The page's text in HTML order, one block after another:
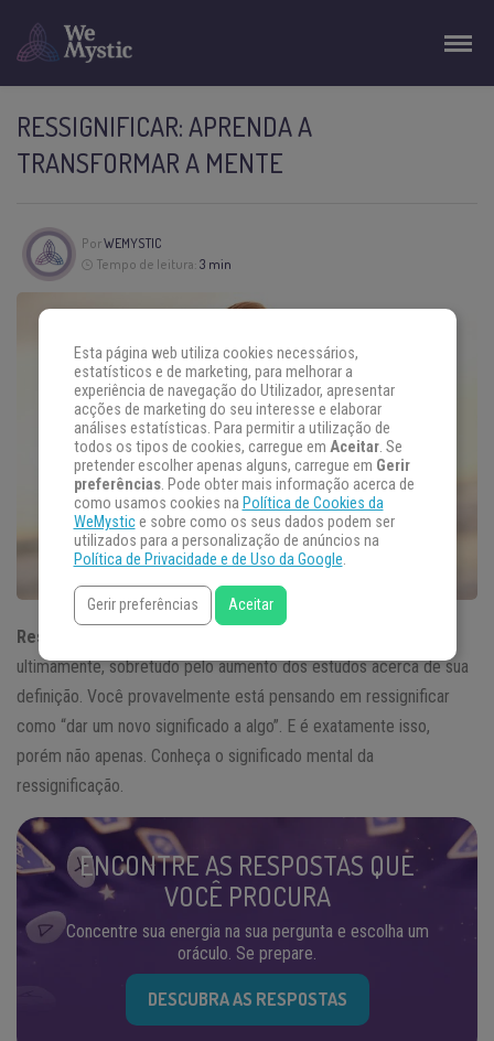
RESSIGNIFICAR: APRENDA A
TRANSFORMAR A MENTE
PorWEMYSTIC
Tempo de leitura: 3 min
Ressignificar
ultimamente, sobretudo pelo aumento dos estudos acerca de sua
definição. Você provavelmente está pensando em ressignificar
como “dar um novo significado a algo”. E é exatamente isso,
porém não apenas. Conheça o significado mental da
ressignificação.
ENCONTRE AS RESPOSTAS QUE
VOCÊ PROCURA
Concentre sua energia na sua pergunta e escolha um
oráculo. Se prepare.
DESCUBRA AS RESPOSTAS
Esta página web utiliza cookies necessários,
estatísticos e de marketing, para melhorar a
experiência de navegação do Utilizador, apresentar
acções de marketing do seu interesse e elaborar
análises estatísticas. Para permitir a utilização de
todos os tipos de cookies, carregue em Aceitar. Se
pretender escolher apenas alguns, carregue em Gerir
preferências. Pode obter mais informação acerca de
como usamos cookies na Política de Cookies da
WeMystice sobre como os seus dados podem ser
utilizados para a personalização de anúncios na
Política de Privacidade e de Uso da Google.
Gerir preferências Aceitar